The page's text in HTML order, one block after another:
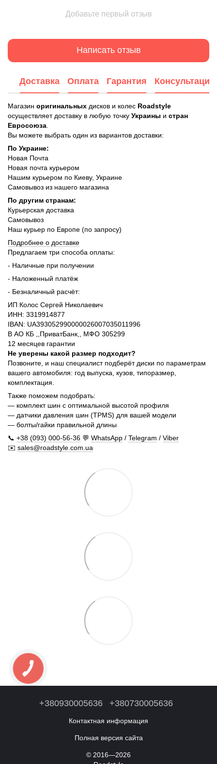
Добавьте первый отзыв
Написать отзыв
Доставка Оплата Гарантия Консультация
Магазин оригинальных дисков и колес Roadstyle
осуществляет доставку в любую точку Украины и стран
Евросоюза
Вы можете выбрать один из вариантов доставки:
По Украине:
Новая Почта
Новая почта курьером
Нашим курьером по Киеву, Украине
Самовывоз из нашего магазина
По другим странам:
Курьерская доставка
Самовывоз
Наш курьер по Европе (по запросу)
Подробнее о доставке
Предлагаем три способа оплаты:
- Наличные при получении
- Наложенный платёж
- Безналичный расчёт:
ИП Колос Сергей Николаевич
ИНН: 3319914877
IBAN: UA393052990000026007035011996
В АО КБ ,,ПриватБанк,, МФО 305299
12 месяцев гарантии
Не уверены какой размер подходит?
Позвоните, и наш специалист подберёт диски по параметрам
вашего автомобиля: год выпуска, кузов, типоразмер,
комплектация.
Также поможем подобрать:
— комплект шин с оптимальной высотой профиля
— датчики давления шин (TPMS) для вашей модели
— болты/гайки правильной длины
📞 +38 (093) 000-56-36 💬 WhatsApp / Telegram / Viber
✉️ sales@roadstyle.com.ua
+380930005636 +380730005636
Контактная информация
Полная версия сайта
© 2016—2026